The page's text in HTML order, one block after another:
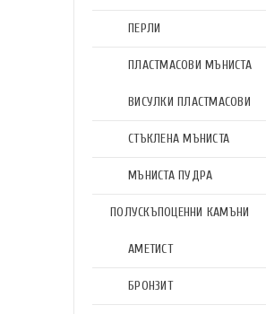
ПЕРЛИ
ПЛАСТМАСОВИ МЪНИСТА
ВИСУЛКИ ПЛАСТМАСОВИ
СТЪКЛЕНА МЪНИСТА
МЪНИСТА ПУДРА
ПОЛУСКЪПОЦЕННИ КАМЪНИ
АМЕТИСТ
БРОНЗИТ